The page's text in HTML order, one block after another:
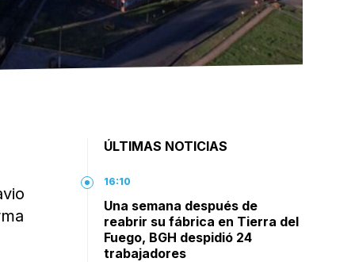
ÚLTIMAS NOTICIAS
16:10
Una semana después de
reabrir su fábrica en Tierra del
Fuego, BGH despidió 24
trabajadores